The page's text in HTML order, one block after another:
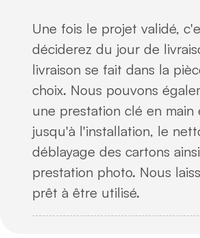
Une fois le projet validé,
déciderez du jour de
livraison se fait dans la
choix. Nous pouvons
une prestation clé en main
jusqu'à l'installation, le
déblayage des cartons
prestation photo. Nous
prêt à être utilisé.